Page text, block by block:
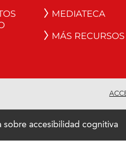
MEDIATECA
MÁS RECURSOS
sobre accesibilidad cognitiva